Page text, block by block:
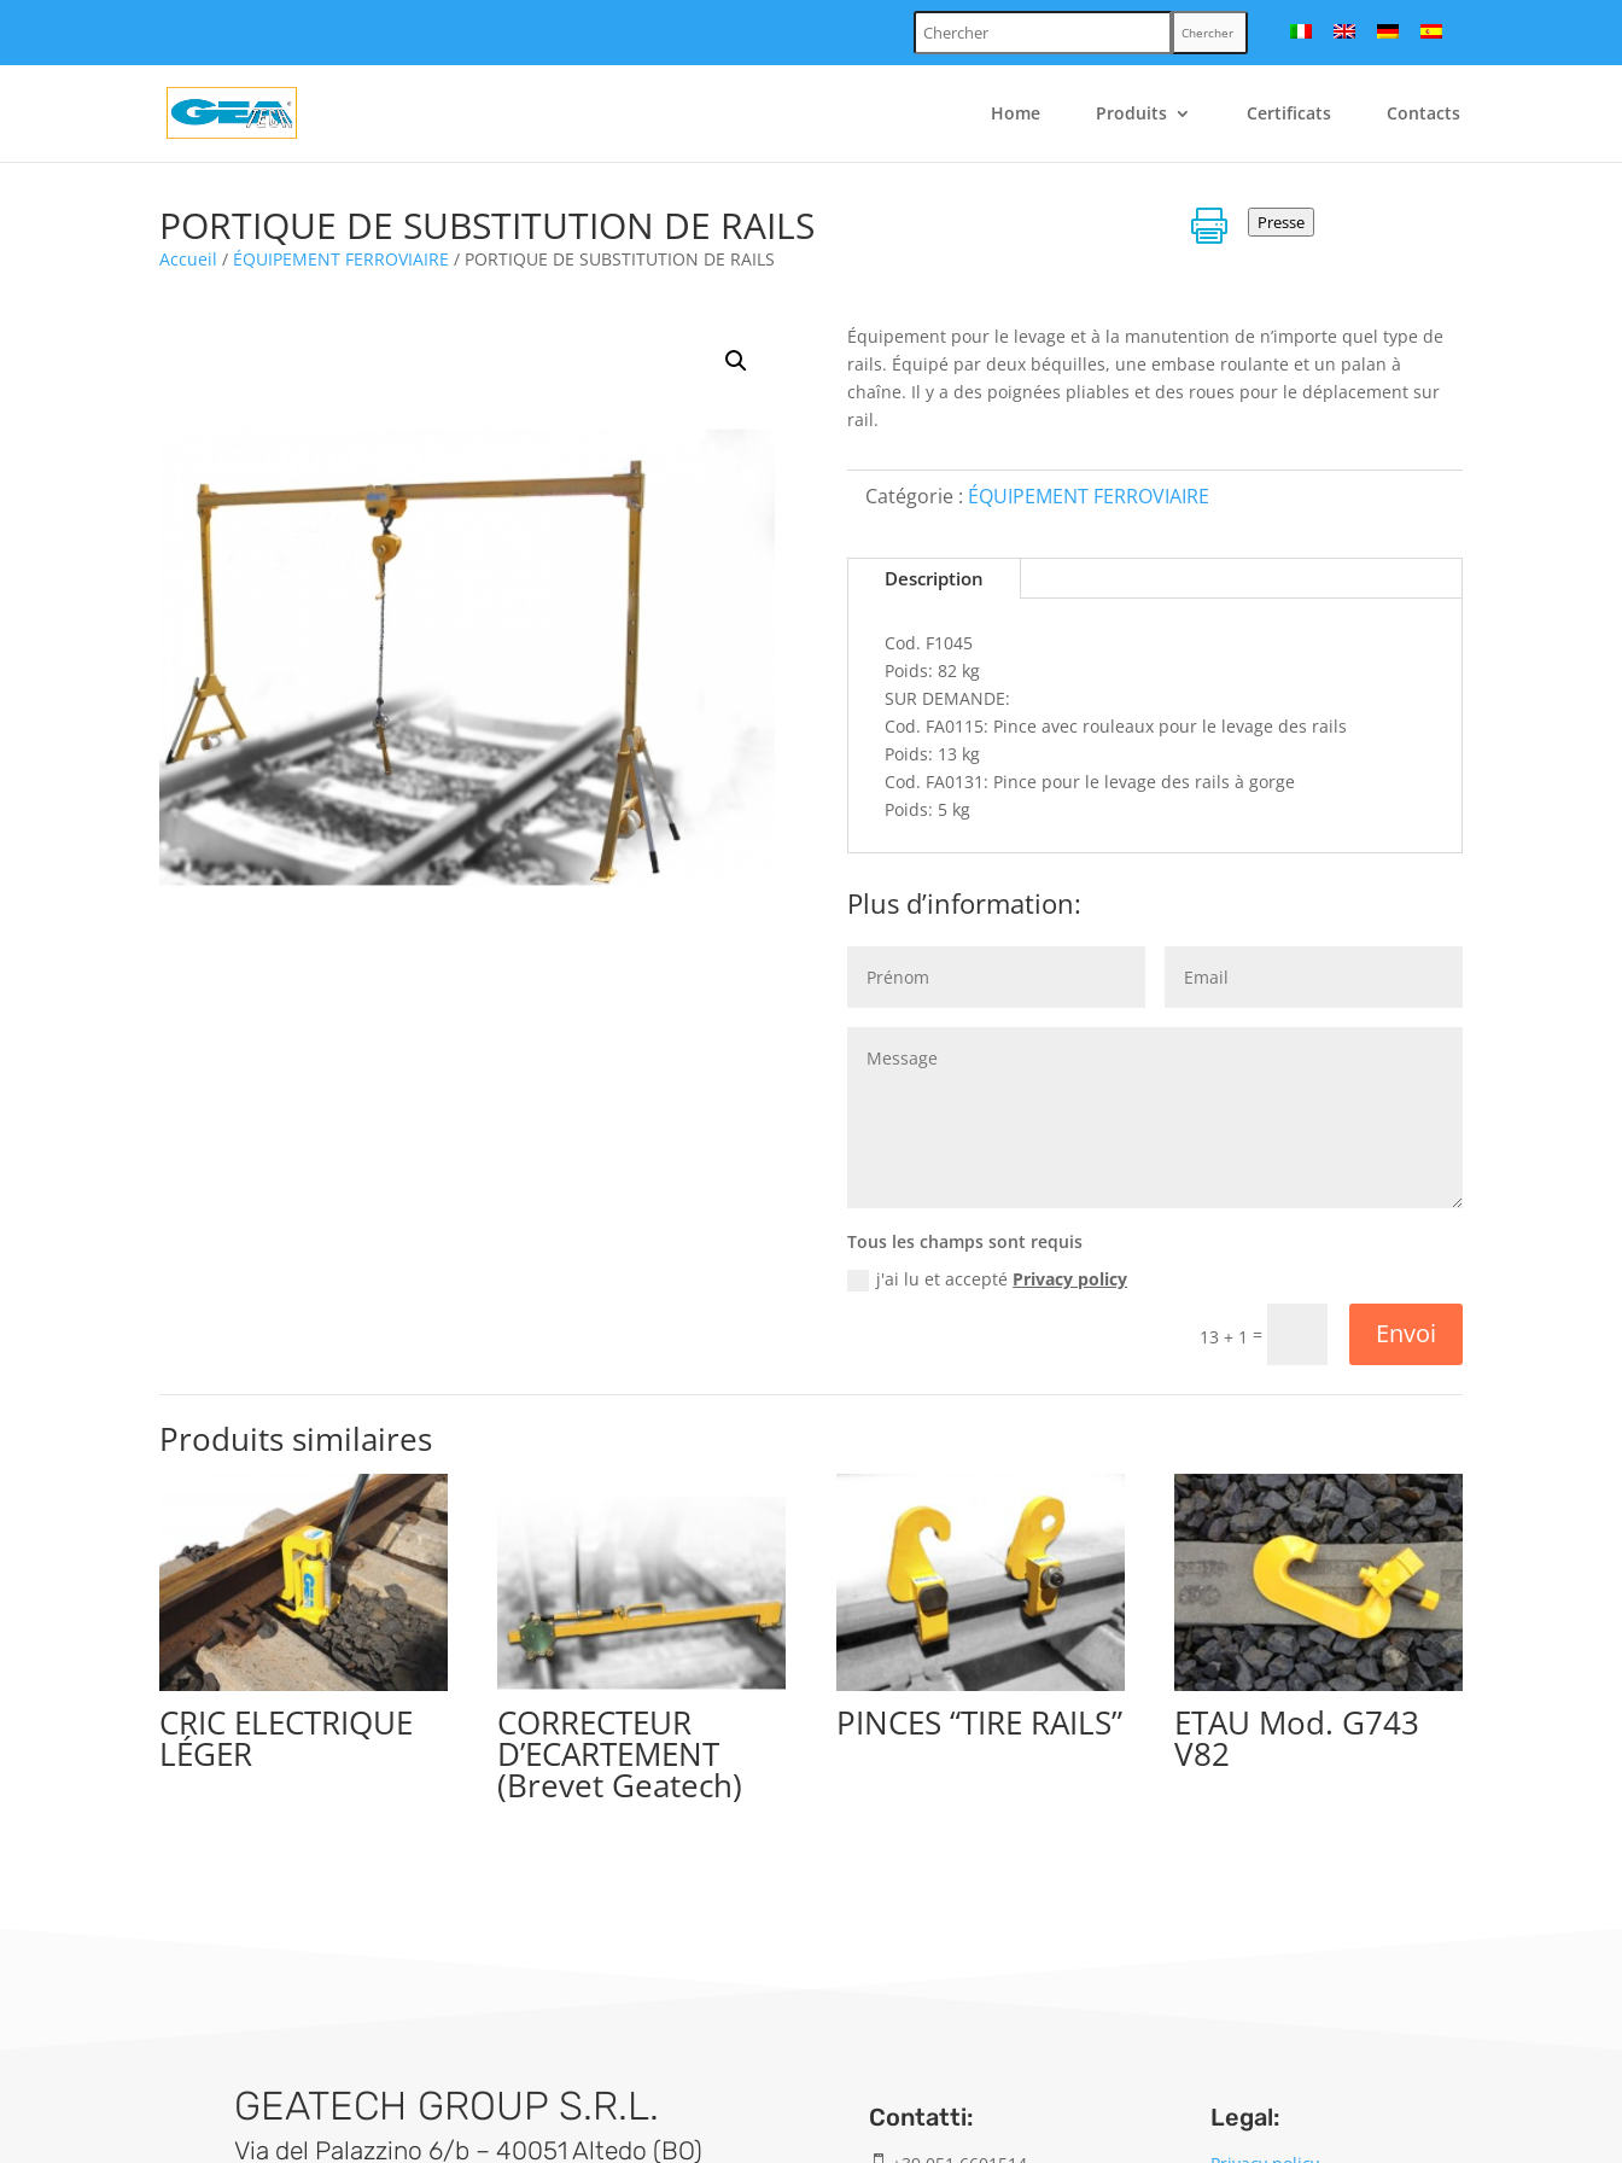
Chercher:
Chercher
Home Produits Certificats Contacts
PORTIQUE DE SUBSTITUTION DE RAILS
Accueil / ÉQUIPEMENT FERROVIAIRE / PORTIQUE DE SUBSTITUTION DE RAILS
 Presse
Équipement pour le levage et à la manutention de n’importe quel type de
rails. Équipé par deux béquilles, une embase roulante et un palan à
chaîne. Il y a des poignées pliables et des roues pour le déplacement sur
rail.
Catégorie : ÉQUIPEMENT FERROVIAIRE
Description
Cod. F1045
Poids: 82 kg
SUR DEMANDE:
Cod. FA0115: Pince avec rouleaux pour le levage des rails
Poids: 13 kg
Cod. FA0131: Pince pour le levage des rails à gorge
Poids: 5 kg
Plus d’information:
Tous les champs sont requis
j'ai lu et accepté Privacy policy
13 + 1 = Envoi
Produits similaires
CRIC ELECTRIQUE
LÉGER
CORRECTEUR
D’ECARTEMENT
(Brevet Geatech)
PINCES “TIRE RAILS” ETAU Mod. G743
V82
GEATECH GROUP S.R.L.
Via del Palazzino 6/b – 40051 Altedo (BO)
Contatti: Legal: